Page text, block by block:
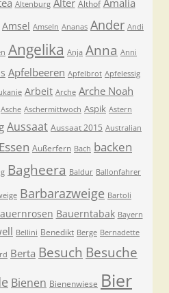
Altenburg Alter Althof Amalia
Amsel Amseln Ananas Ander Andi
Angelika Anja Anna Anni
Apfelbeeren Apfelbrot Apfelessig
Arbeit Arche Arche Noah
Asche Aschermittwoch Aspik Astern
Aussaat Aussaat 2015 Australian
Außerfern Bach backen
Bagheera Baldur Ballonfahrer
Barbarazweige Bartoli
Bauerntabak Bayern
Bellini Benedikt Berge Bernadette
Berta Besuch Besuche
Bienen Bienenwiese Bier